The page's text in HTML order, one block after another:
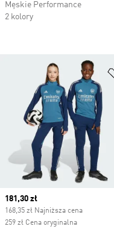
Męskie Performance
2 kolory
Current price
181,30 zł
168,35 zł Najniższa cena
259 zł Cena oryginalna